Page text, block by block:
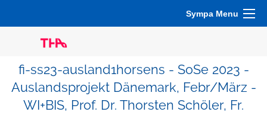
Sympa Menu
fi-ss23-ausland1horsens - SoSe 2023 -
Auslandsprojekt Dänemark, Febr/März -
WI+BIS, Prof. Dr. Thorsten Schöler, Fr.